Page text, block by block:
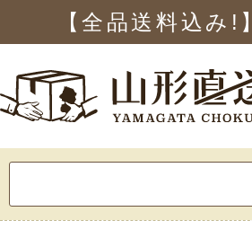
【全品送料込み!
索: